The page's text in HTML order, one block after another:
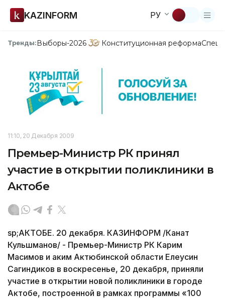
KAZINFORM РУ
Тренды:Выборы-2026 Конституционная реформа
11:10, 20 Декабря 2009
Премьер-Министр РК принял
участие в открытии поликлиники в
Актобе
sp;АКТОБЕ. 20 декабря. КАЗИНФОРМ /Канат
Кульшманов/ - Премьер-Министр РК Карим
Масимов и аким Актюбинской области Елеусин
Сагиндиков в воскресенье, 20 декабря, приняли
участие в открытии новой поликлиники в городе
Актобе, построенной в рамках программы «100